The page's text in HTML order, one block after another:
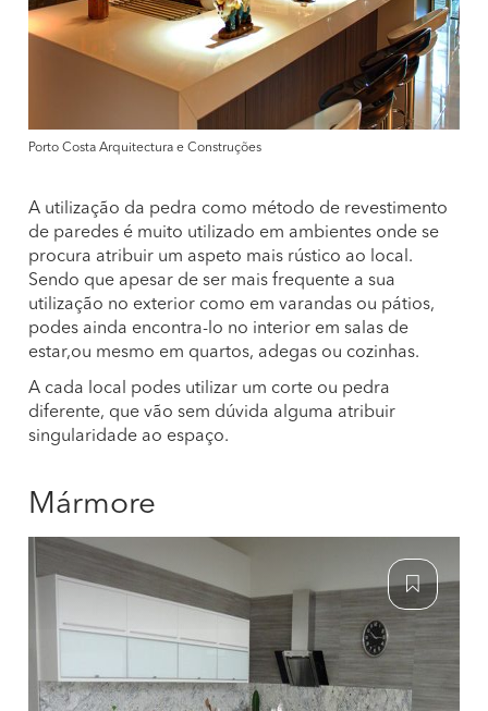
Porto Costa Arquitectura e Construções
A utilização da pedra como método de revestimento
de paredes é muito utilizado em ambientes onde se
procura atribuir um aspeto mais rústico ao local.
Sendo que apesar de ser mais frequente a sua
utilização no exterior como em varandas ou pátios,
podes ainda encontra-lo no interior em salas de
estar,ou mesmo em quartos, adegas ou cozinhas.
A cada local podes utilizar um corte ou pedra
diferente, que vão sem dúvida alguma atribuir
singularidade ao espaço.
Mármore